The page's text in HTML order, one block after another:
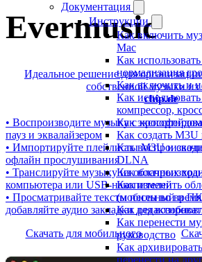
Документация
Инструкции
Как включить
Mac
Как
нормализация
Как включить и
Как
компрессор,
Как
Как создать
Как
DLNA
Как
Как изменить
(мобильный и
Как
Как перенести
руководство
Как
перенести на
Evermusic
Идеальное решение для
собственной музыки из
chip.de
• Воспроизводите музыку с
пауз и эквалайзером
• Импортируйте плейлисты M3U и
офлайн прослушивания
• Транслируйте музыку из облачных
компьютера или USB-накопителей
• Просматривайте тексты песен во
добавляйте аудио закладки для
Скачать для мобильного